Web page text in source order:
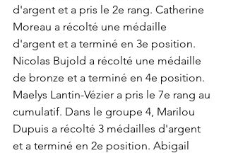
d'argent et a pris le 2e rang. Catherine
Moreau a récolté une médaille
d'argent et a terminé en 3e position.
Nicolas Bujold a récolté une médaille
de bronze et a terminé en 4e position.
Maelys Lantin-Vézier a pris le 7e rang au
cumulatif. Dans le groupe 4, Marilou
Dupuis a récolté 3 médailles d'argent
et a terminé en 2e position. Abigail